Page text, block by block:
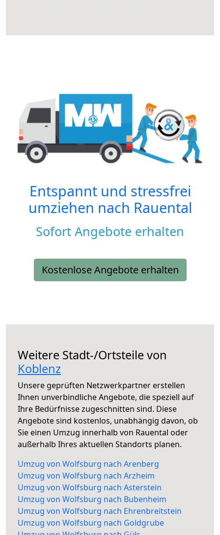
Entspannt und stressfrei
umziehen nach Rauental
Sofort Angebote erhalten
Kostenlose Angebote erhalten
Weitere Stadt-/Ortsteile von
Koblenz
Unsere geprüften Netzwerkpartner erstellen
Ihnen unverbindliche Angebote, die speziell auf
Ihre Bedürfnisse zugeschnitten sind. Diese
Angebote sind kostenlos, unabhängig davon, ob
Sie einen Umzug innerhalb von Rauental oder
außerhalb Ihres aktuellen Standorts planen.
Umzug von Wolfsburg nach Arenberg
Umzug von Wolfsburg nach Arzheim
Umzug von Wolfsburg nach Asterstein
Umzug von Wolfsburg nach Bubenheim
Umzug von Wolfsburg nach Ehrenbreitstein
Umzug von Wolfsburg nach Goldgrube